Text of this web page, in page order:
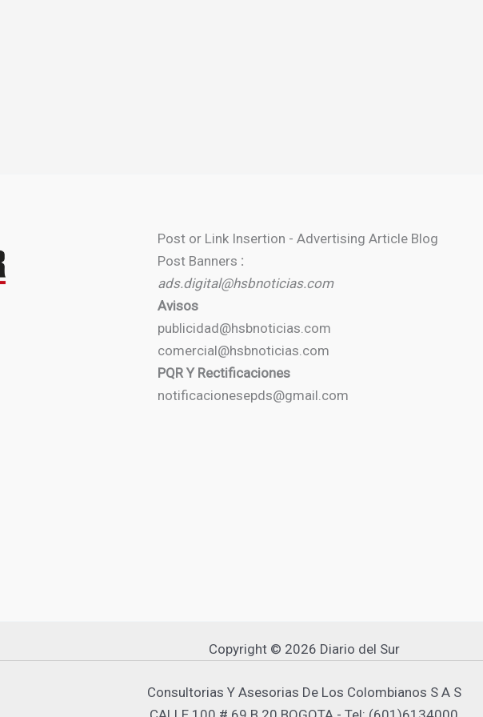
Post or Link Insertion - Advertising Article Blog
Post Banners :
ads.digital@hsbnoticias.com
Avisos
publicidad@hsbnoticias.com
comercial@hsbnoticias.com
PQR Y Rectificaciones
notificacionesepds@gmail.com
Copyright © 2026 Diario del Sur
Consultorias Y Asesorias De Los Colombianos S A S